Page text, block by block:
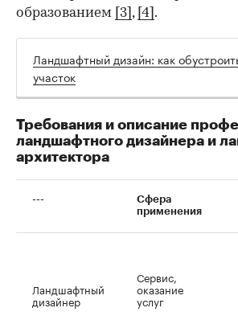
образованием
[3] , [4] .
Ландшафтный дизайн: как
участок
Требования и описание
ландшафтного дизайнера и
архитектора
---
Сфера
применения
Ландшафтный
дизайнер
Сервис,
оказание
услуг